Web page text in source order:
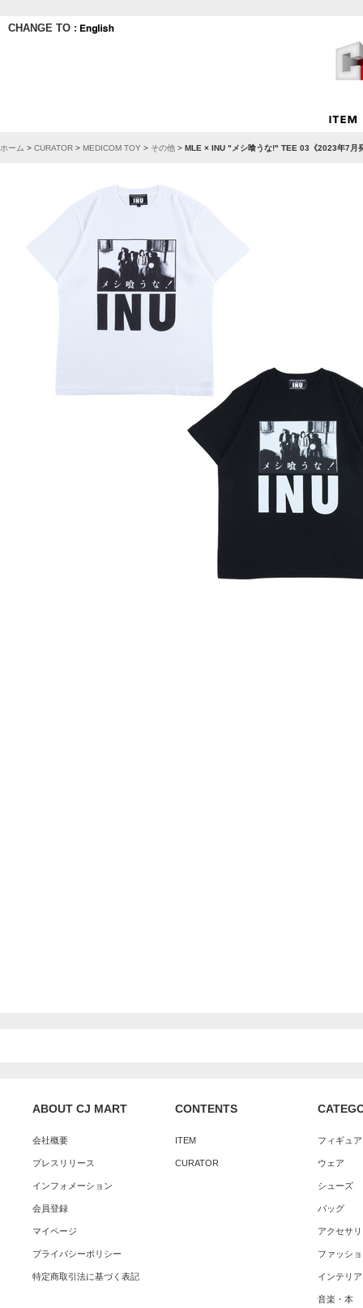
CHANGE TO :
ホーム > CURATOR > MEDICOM TOY > その他 > MLE × INU "メシ喰うな!" TEE 03《2023年7月
ABOUT CJ MART
会社概要
プレスリリース
インフォメーション
会員登録
マイページ
プライバシーポリシー
特定商取引法に基づく表記
CONTENTS
ITEM
CURATOR
フィギュ
ウェア
シューズ
バッグ
アクセサ
ファッシ
インテリア
音楽・本